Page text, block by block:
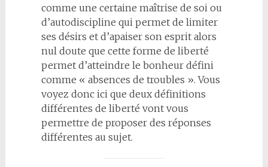
comme une certaine maîtrise de soi ou
d’autodiscipline qui permet de limiter
ses désirs et d’apaiser son esprit alors
nul doute que cette forme de liberté
permet d’atteindre le bonheur défini
comme « absences de troubles ». Vous
voyez donc ici que deux définitions
différentes de liberté vont vous
permettre de proposer des réponses
différentes au sujet.